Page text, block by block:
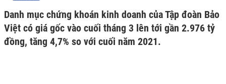
Danh mục chứng khoán kinh doanh của Tập đoàn Bảo
Việt có giá gốc vào cuối tháng 3 lên tới gần 2.976 tỷ
đồng, tăng 4,7% so với cuối năm 2021.